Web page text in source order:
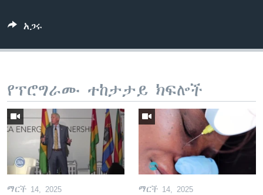
አጋሩ
የፕሮግራሙ ተከታታይ ክፍሎች
ማርች 14, 2025 ማርች 14, 2025